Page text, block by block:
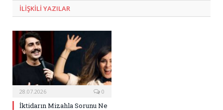
ILIŞKILI YAZILAR
28.07.2026 0
İktidarın Mizahla Sorunu Ne